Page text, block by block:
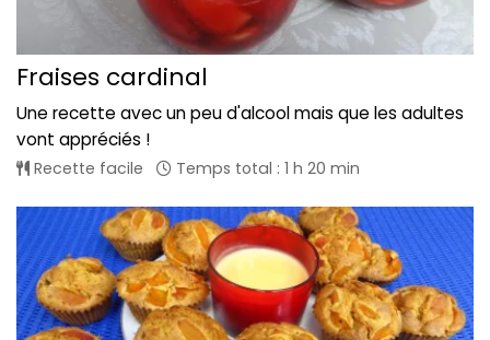
Fraises cardinal
Une recette avec un peu d'alcool mais que les adultes
vont appréciés !
Recette facile Temps total : 1 h 20 min